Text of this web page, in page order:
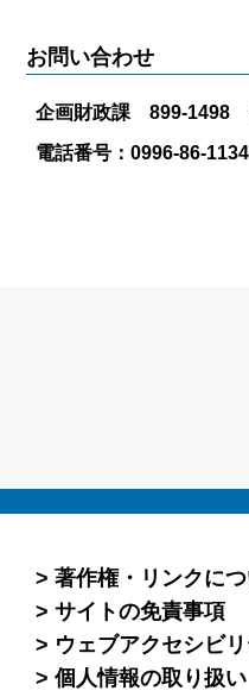
お問い合わせ
企画財政課 899-1498
電話番号：0996-86-
著作権・リンクに
サイトの免責事項
ウェブアクセシビ
個人情報の取り扱い